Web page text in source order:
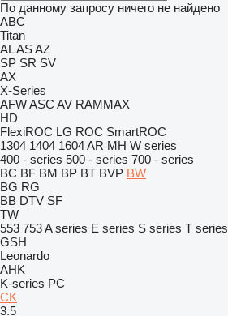
По данному запросу ничего не найдено
ABC
Titan
ALASAZ
SP SR SV
AX
X-Series
AFWASC AV RAMMAX
HD
FlexiROC LG ROC SmartROC
1304 1404 1604AR MH W series
400 - series 500 - series 700 - series
BC BF BM BP BT BVP BW
BG RG
BB DTV SF
TW
553 753A series E series S series T series
GSH
Leonardo
AHK
K-series PC
CK
3.5